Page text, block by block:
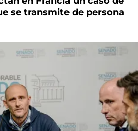
se transmite de persona